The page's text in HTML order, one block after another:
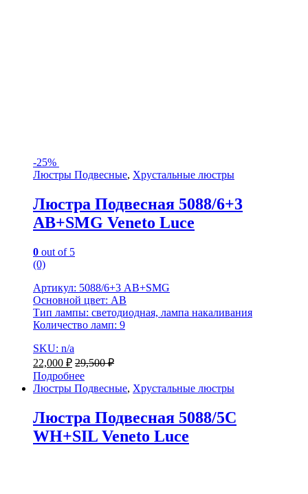
-25%
Люстры Подвесные, Хрустальные люстры
Люстра Подвесная 5088/6+3
AB+SMG Veneto Luce
0 out of 5
(0)
Артикул: 5088/6+3 AB+SMG
Основной цвет: AB
Тип лампы: светодиодная, лампа накаливания
Количество ламп: 9
SKU: n/a
22,000 ₽ 29,500₽
Подробнее
Люстры Подвесные, Хрустальные люстры
Люстра Подвесная 5088/5C
WH+SIL Veneto Luce